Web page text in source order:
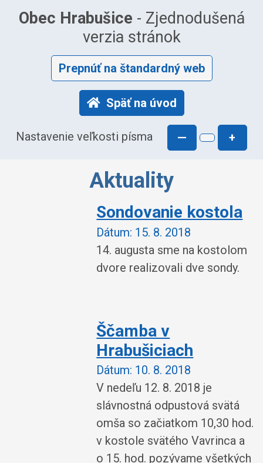
Obec Hrabušice - Zjednodušená
verzia stránok
Prepnúť na štandardný web
Späť na úvod
Nastavenie veľkosti písma — +
Aktuality
Sondovanie kostola
Dátum: 15. 8. 2018
14. augusta sme na kostolom
dvore realizovali dve sondy.
Ščamba v
Hrabušiciach
Dátum: 10. 8. 2018
V nedeľu 12. 8. 2018 je
slávnostná odpustová svätá
omša so začiatkom 10,30 hod.
v kostole svätého Vavrinca a
o 15. hod. pozývame všetkých